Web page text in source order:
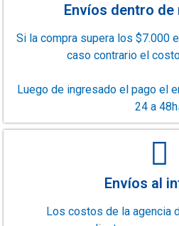
Envíos dentro
Si la compra supera los $7.000
caso contrario el
Luego de ingresado el pago el
24 a
Envíos al
Los costos de la agencia